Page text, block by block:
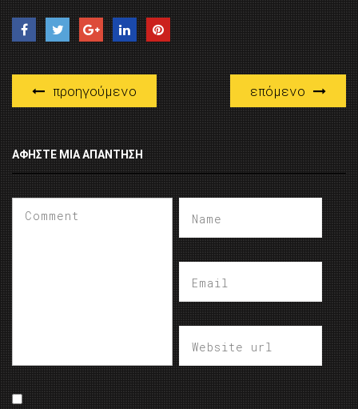
προηγούμενο επόμενο
ΑΦΉΣΤΕ ΜΙΑ ΑΠΆΝΤΗΣΗ